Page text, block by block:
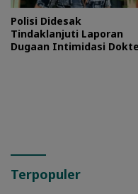
Polisi Didesak
Tindaklanjuti Laporan
Dugaan Intimidasi
Terpopuler